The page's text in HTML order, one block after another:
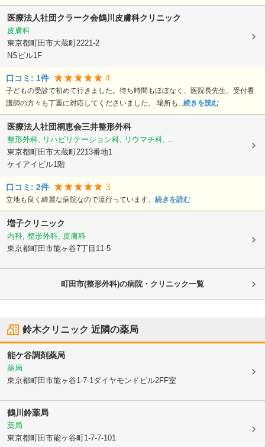
医療法人社団クラーク会鶴川皮膚科クリニック
皮膚科
東京都町田市大蔵町2221-2
NSビル1F
口コミ: 1件 4
子どもの受診で初めて行きました。待ち時間もほぼなく、医院長先生、受付看
護師の方々も丁重に対応してくださいました。 場所も...続きを読む
医療法人社団桐恵会三井整形外科
整形外科, リハビリテーション科, リウマチ科, ...
東京都町田市大蔵町2213番地1
ケイアイビル1階
口コミ: 2件 3
立地も良く綺麗な病院なので流行っています。 続きを読む
増子クリニック
内科, 整形外科, 皮膚科
東京都町田市能ヶ谷7丁目11-5
町田市(整形外科)の病院・クリニック一覧
鈴木クリニック 近隣の薬局
能ケ谷調剤薬局
薬局
東京都町田市能ヶ谷1-7-1ダイヤモンドビル2FF室
鶴川鈴薬局
薬局
東京都町田市能ヶ谷町1-7-7-101